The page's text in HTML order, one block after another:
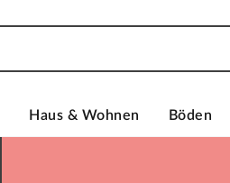
Haus & Wohnen Böden